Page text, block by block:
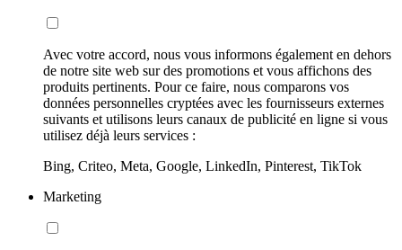
Avec votre accord, nous vous informons également en dehors
de notre site web sur des promotions et vous affichons des
produits pertinents. Pour ce faire, nous comparons vos
données personnelles cryptées avec les fournisseurs externes
suivants et utilisons leurs canaux de publicité en ligne si vous
utilisez déjà leurs services :
Bing, Criteo, Meta, Google, LinkedIn, Pinterest, TikTok
Marketing